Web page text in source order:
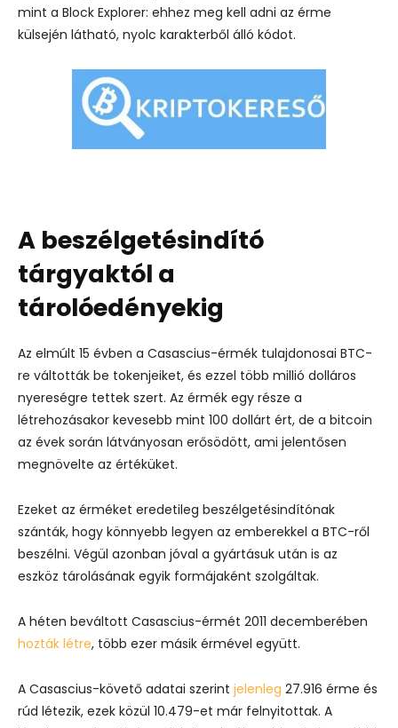
mint a Block Explorer: ehhez meg kell adni az érme
külsején látható, nyolc karakterből álló kódot.
A beszélgetésindító
tárgyaktól a
tárolóedényekig
Az elmúlt 15 évben a Casascius-érmék tulajdonosai BTC-
re váltották be tokenjeiket, és ezzel több millió dolláros
nyereségre tettek szert. Az érmék egy része a
létrehozásakor kevesebb mint 100 dollárt ért, de a bitcoin
az évek során látványosan erősödött, ami jelentősen
megnövelte az értéküket.
Ezeket az érméket eredetileg beszélgetésindítónak
szánták, hogy könnyebb legyen az emberekkel a BTC-ről
beszélni. Végül azonban jóval a gyártásuk után is az
eszköz tárolásának egyik formájaként szolgáltak.
A héten beváltott Casascius-érmét 2011 decemberében
hozták létre, több ezer másik érmével együtt.
A Casascius-követő adatai szerint jelenleg 27.916 érme és
rúd létezik, ezek közül 10.479-et már felnyitottak. A